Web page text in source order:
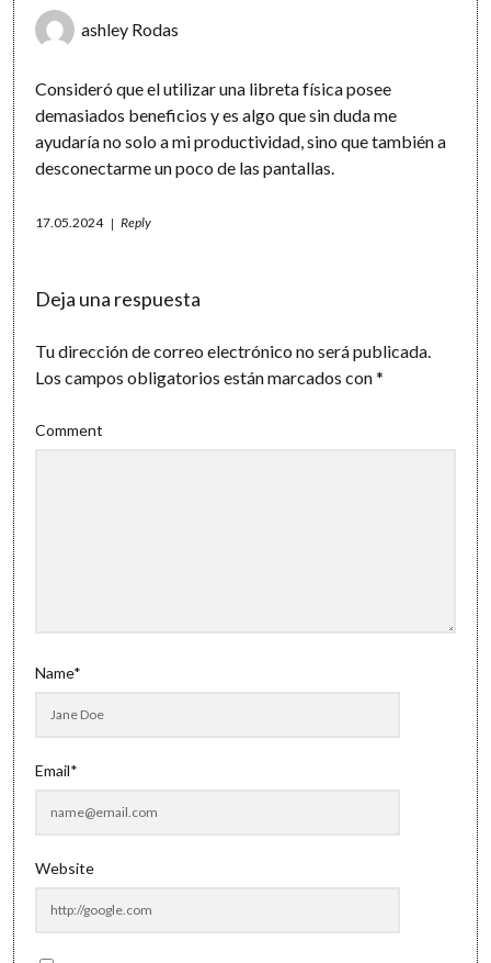
ashley Rodas
Consideró que el utilizar una libreta física posee
demasiados beneficios y es algo que sin duda me
ayudaría no solo a mi productividad, sino que también a
desconectarme un poco de las pantallas.
17.05.2024 Reply
Deja una respuesta
Tu dirección de correo electrónico no será publicada.
Los campos obligatorios están marcados con*
Comment
Name*
Email*
Website